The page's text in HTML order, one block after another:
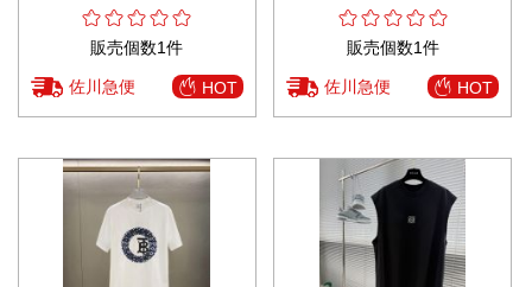
販売個数1件
佐川急便 HOT
販売個数1件
佐川急便 HOT